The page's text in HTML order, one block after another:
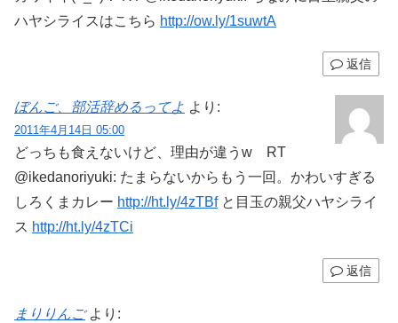
ハヤシライスはこちら http://ow.ly/1suwtA
返信
ぼんご、部活辞めるってよ より:
2011年4月14日 05:00
どっちも食えないけど、理由が違うw RT
@ikedanoriyuki: たまらないからもう一回。かわいすぎる
しろくまカレー http://ht.ly/4zTBfと目玉の親父ハヤシライ
ス http://ht.ly/4zTCi
返信
まりりんご より: